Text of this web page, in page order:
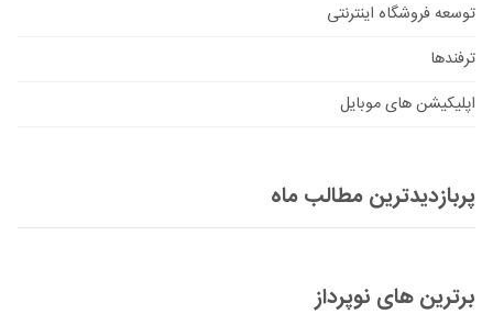
توسعه فروشگاه اینترنتی
ترفندها
اپلیکیشن های موبایل
پربازدیدترین مطالب ماه
برترین های نوپرداز